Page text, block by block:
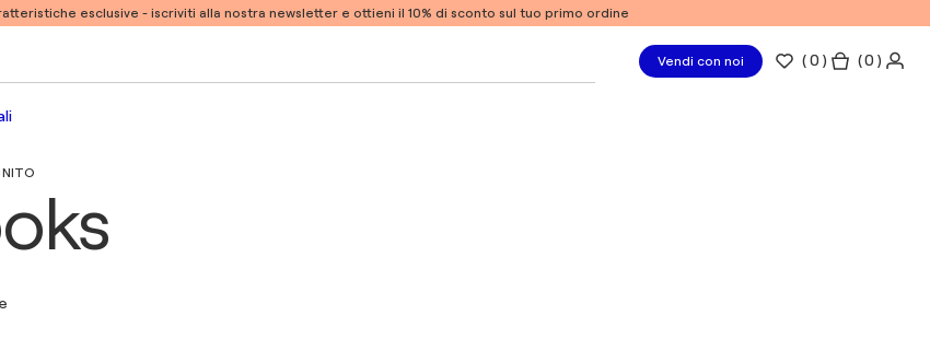
esclusive - iscriviti alla nostra newsletter e ottieni il 10% di sconto sul tuo primo ordine
Vendi con noi (0 ) ( 0 )